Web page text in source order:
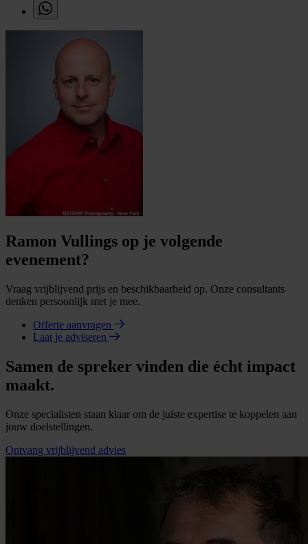
Ramon Vullings op je volgende
evenement?
Vraag vrijblijvend prijs en beschikbaarheid op. Onze consultants
denken persoonlijk met je mee.
Offerte aanvragen
Laat je adviseren
Samen de spreker vinden die écht impact
maakt.
Onze specialisten staan klaar om de juiste expertise te koppelen aan
jouw doelstellingen.
Ontvang vrijblijvend advies